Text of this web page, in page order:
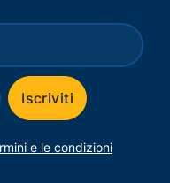
Iscriviti
e le condizioni